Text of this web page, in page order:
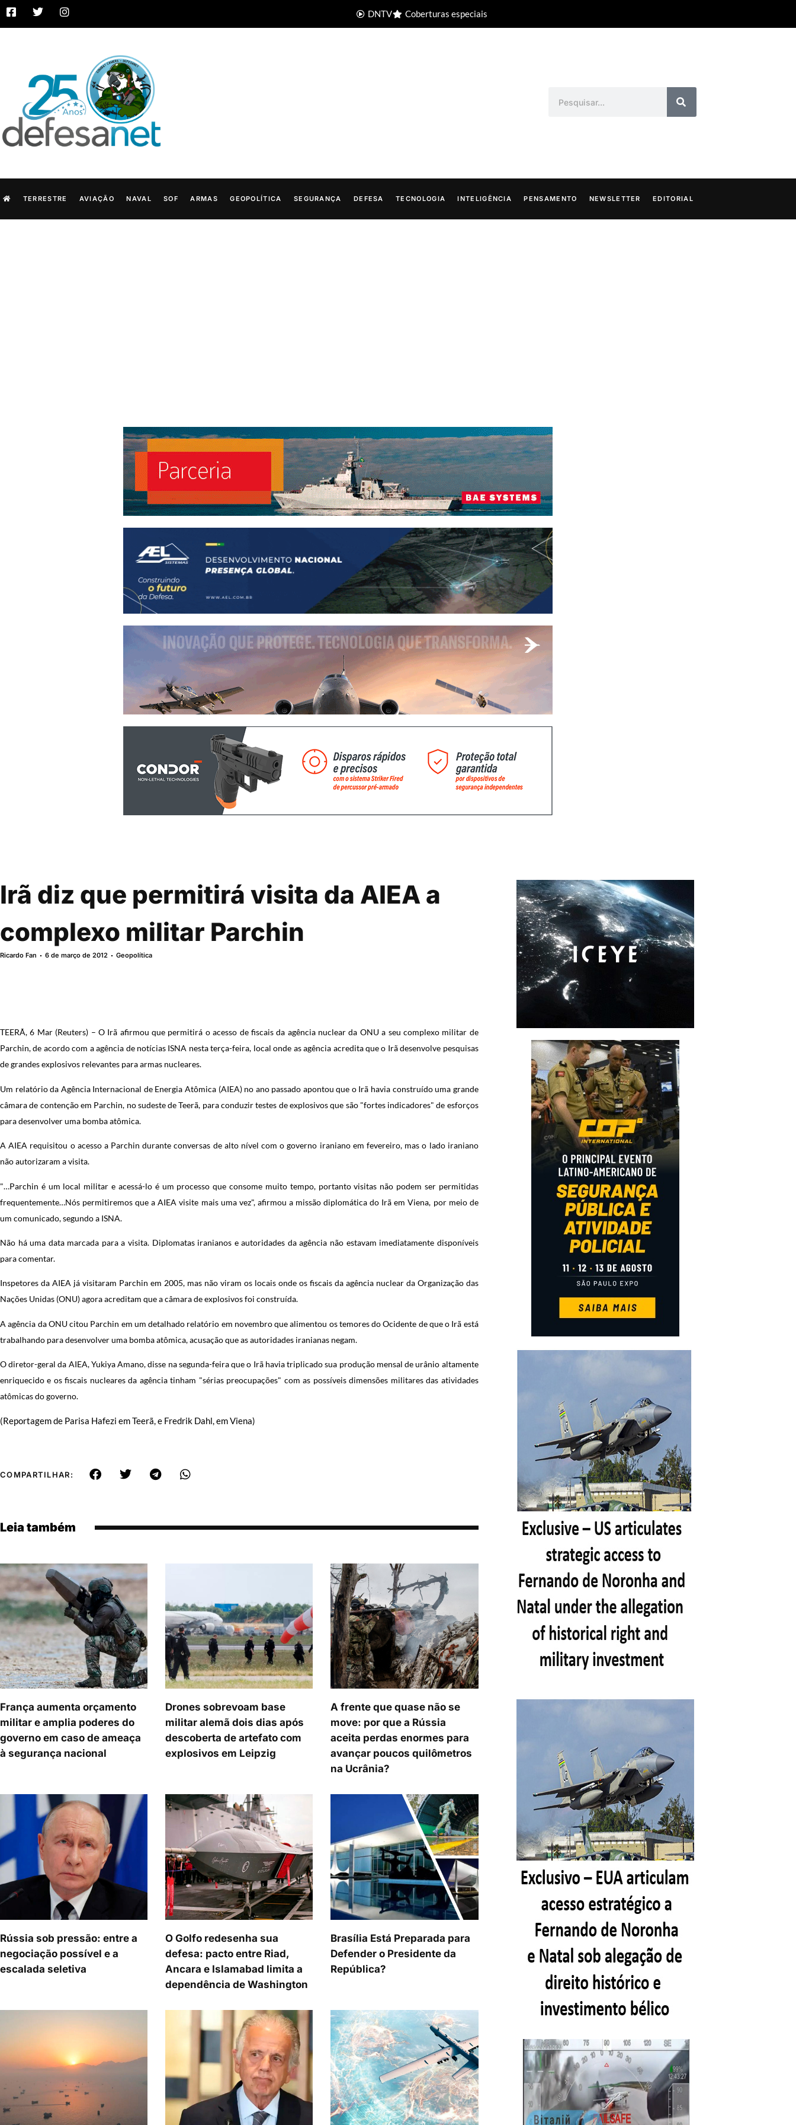
DNTV Coberturas especiais
TERRESTRE AVIAÇÃO NAVAL SOF ARMAS GEOPOLÍTICA SEGURANÇA DEFESA TECNOLOGIA INTELIGÊNCIA PENSAMENTO NEWSLETTER EDITORIAL
Irã diz que permitirá visita da AIEA a
complexo militar Parchin
Ricardo Fan 6 de março de 2012 Geopolítica
TEERÃ, 6 Mar (Reuters) – O Irã afirmou que permitirá o acesso de fiscais da agência nuclear da ONU a seu complexo militar de
Parchin, de acordo com a agência de notícias ISNA nesta terça-feira, local onde as agência acredita que o Irã desenvolve pesquisas
de grandes explosivos relevantes para armas nucleares.
Um relatório da Agência Internacional de Energia Atômica (AIEA) no ano passado apontou que o Irã havia construído uma grande
câmara de contenção em Parchin, no sudeste de Teerã, para conduzir testes de explosivos que são "fortes indicadores" de esforços
para desenvolver uma bomba atômica.
A AIEA requisitou o acesso a Parchin durante conversas de alto nível com o governo iraniano em fevereiro, mas o lado iraniano
não autorizaram a visita.
"…Parchin é um local militar e acessá-lo é um processo que consome muito tempo, portanto visitas não podem ser permitidas
frequentemente…Nós permitiremos que a AIEA visite mais uma vez", afirmou a missão diplomática do Irã em Viena, por meio de
um comunicado, segundo a ISNA.
Não há uma data marcada para a visita. Diplomatas iranianos e autoridades da agência não estavam imediatamente disponíveis
para comentar.
Inspetores da AIEA já visitaram Parchin em 2005, mas não viram os locais onde os fiscais da agência nuclear da Organização das
Nações Unidas (ONU) agora acreditam que a câmara de explosivos foi construída.
A agência da ONU citou Parchin em um detalhado relatório em novembro que alimentou os temores do Ocidente de que o Irã está
trabalhando para desenvolver uma bomba atômica, acusação que as autoridades iranianas negam.
O diretor-geral da AIEA, Yukiya Amano, disse na segunda-feira que o Irã havia triplicado sua produção mensal de urânio altamente
enriquecido e os fiscais nucleares da agência tinham "sérias preocupações" com as possíveis dimensões militares das atividades
atômicas do governo.
(Reportagem de Parisa Hafezi em Teerã, e Fredrik Dahl, em Viena)
COMPARTILHAR:
Leia também
França aumenta orçamento
militar e amplia poderes do
governo em caso de ameaça
à segurança nacional
Drones sobrevoam base
militar alemã dois dias após
descoberta de artefato com
explosivos em Leipzig
A frente que quase não se
move: por que a Rússia
aceita perdas enormes para
avançar poucos quilômetros
na Ucrânia?
Rússia sob pressão: entre a
negociação possível e a
escalada seletiva
O Golfo redesenha sua
defesa: pacto entre Riad,
Ancara e Islamabad limita a
dependência de Washington
Brasília Está Preparada para
Defender o Presidente da
República?